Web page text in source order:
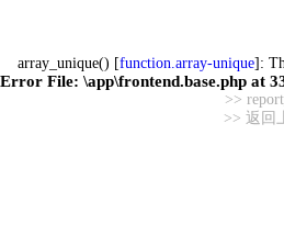
array_unique() [function.array-unique]:
Error File: \app\frontend.base.php at
>>
>> 返回